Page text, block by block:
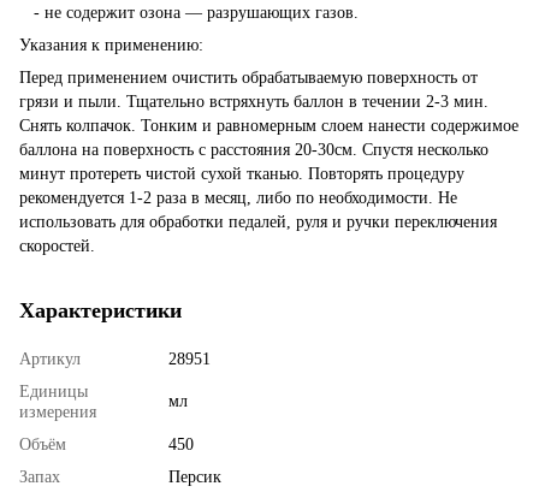
- не содержит озона — разрушающих газов.
Указания к применению:
Перед применением очистить обрабатываемую поверхность от
грязи и пыли. Тщательно встряхнуть баллон в течении 2-3 мин.
Снять колпачок. Тонким и равномерным слоем нанести содержимое
баллона на поверхность с расстояния 20-30см. Спустя несколько
минут протереть чистой сухой тканью. Повторять процедуру
рекомендуется 1-2 раза в месяц, либо по необходимости. Не
использовать для обработки педалей, руля и ручки переключения
скоростей.
Характеристики
Артикул
28951
Единицы
измерения
мл
Объём
450
Запах
Персик